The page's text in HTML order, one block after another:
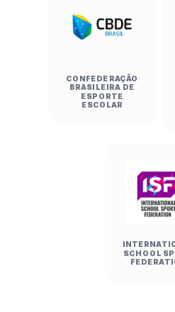
CONFEDERAÇÃO
BRASILEIRA DE
ESPORTE
ESCOLAR
SCHOOL